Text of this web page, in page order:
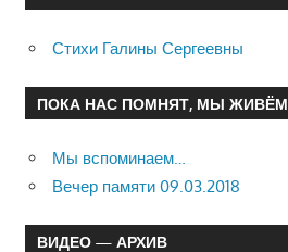
Стихи Галины Сергеевны
ПОКА НАС ПОМНЯТ, МЫ ЖИВЁМ
Мы вспоминаем…
Вечер памяти 09.03.2018
ВИДЕО — АРХИВ